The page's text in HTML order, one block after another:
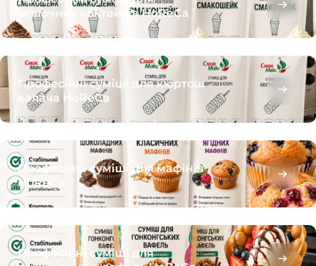
молочних коктейлів HoReCa
Професійні суміші для кюртош
калача HoReCa
Професійні суміші для мафінів
HoReCa
Професійні суміші для